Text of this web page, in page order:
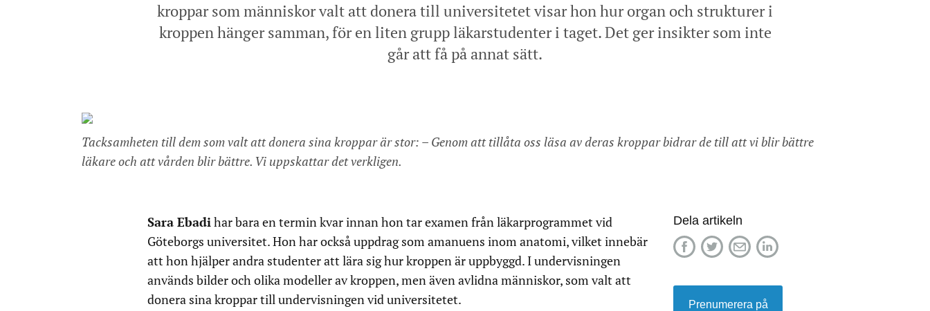
kroppar som människor valt att donera till universitetet visar hon hur organ och strukturer i
kroppen hänger samman, för en liten grupp läkarstudenter i taget. Det ger insikter som inte
går att få på annat sätt.
Tacksamheten till dem som valt att donera sina kroppar är stor: – Genom att tillåta oss läsa av deras kroppar bidrar de till att vi blir bättre
läkare och att vården blir bättre. Vi uppskattar det verkligen.
Sara Ebadihar bara en termin kvar innan hon tar examen från läkarprogrammet vid
Göteborgs universitet. Hon har också uppdrag som amanuens inom anatomi, vilket innebär
att hon hjälper andra studenter att lära sig hur kroppen är uppbyggd. I undervisningen
används bilder och olika modeller av kroppen, men även avlidna människor, som valt att
donera sina kroppar till undervisningen vid universitetet.
Dela artikeln
Prenumerera på